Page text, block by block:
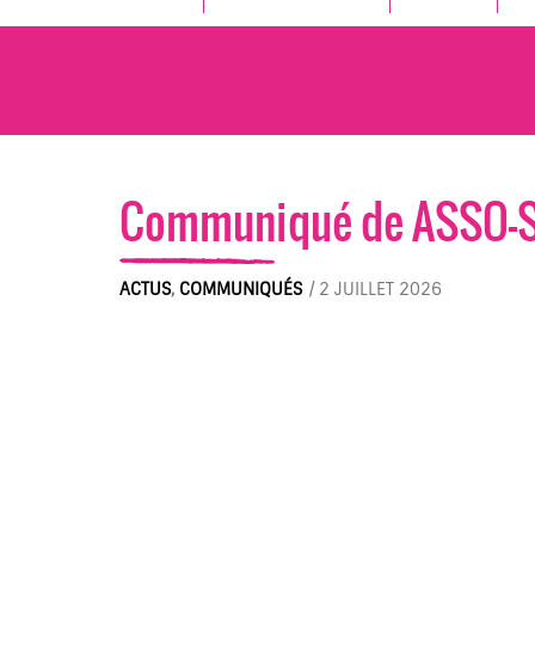
Communiqué de
ACTUS, COMMUNIQUÉS / 2 JUILLET 2026